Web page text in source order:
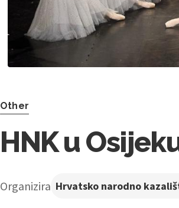
Other
HNK u
Organizira Hrvatsko narodno